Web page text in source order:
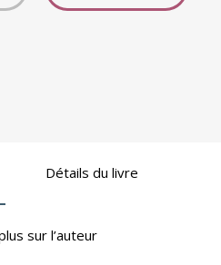
Détails du livre
sur l’auteur